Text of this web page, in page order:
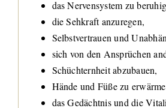
das Nervensystem zu
die Sehkraft anzuregen,
Selbstvertrauen und
sich von den Ansprüchen
Schüchternheit abzubauen,
Hände und Füße zu
das Gedächtnis und die